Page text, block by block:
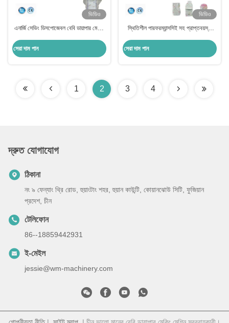
ভিডিও
এনার্জি সেভিং ডিসপোজেবল বেবি ডায়াপার মেশিন
সেরা দাম পান
ভিডিও
স্থিতিশীল পারফরম্যান্সসিই সহ প্রাপ্তবয়স্ক
সেরা দাম পান
1 2 3 4
দ্রুত যোগাযোগ
ঠিকানা
নং ৯ ফেন্যাং থ্রি রোড, হুয়াংটাং শহর, হুয়ান কাউন্টি, কোয়ানঝোউ সিটি, ফুজিয়ান
প্রদেশ, চীন
টেলিফোন
86--18859442931
ই-মেইল
jessie@wm-machinery.com